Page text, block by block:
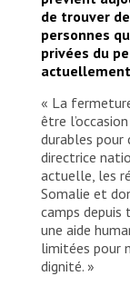
to feed all our
families. And
we cannot
country. We
can we get
here for a
would we start
sufficient
we are
everyone else
enables us to
our diseases.”
© Chali Flani
de trouver
personnes
privées du
« La
être
durables pour
directrice
actuelle, les
Somalie et
camps depuis
une aide
limitées pour
dignité. »